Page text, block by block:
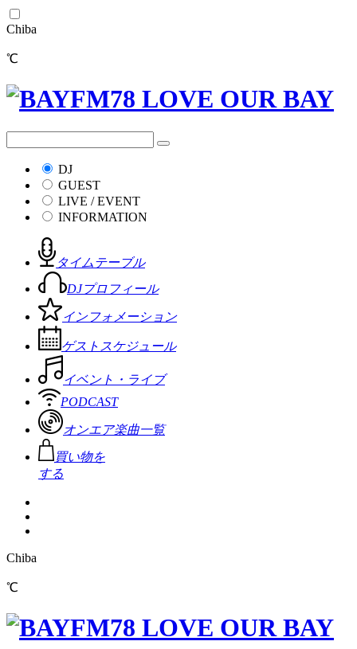
Chiba
℃
DJ
GUEST
LIVE / EVENT
INFORMATION
タイムテーブル
DJプロフィール
インフォメーション
ゲストスケジュール
イベント・ライブ
PODCAST
オンエア楽曲一覧
買い物を
する
Chiba
℃